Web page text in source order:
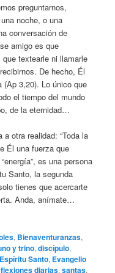
preguntarnos,
noche, o una
conversación de
amigo es que
textearle ni llamarle
De hecho, Él
(Ap 3,20). Lo único que
el tiempo del mundo
de la eternidad…
otra realidad: “Toda la
Él una fuerza que
es una persona
Santo, la segunda
tienes que acercarte
Anda, anímate…
, Bienaventuranzas,
y trino,discípulo,
Espíritu Santo, Evangelio
diarias,santas,